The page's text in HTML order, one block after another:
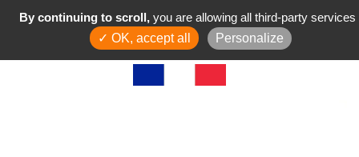
By continuing to scroll, you are allowing all third-party services
✓ OK, accept all
Personalize